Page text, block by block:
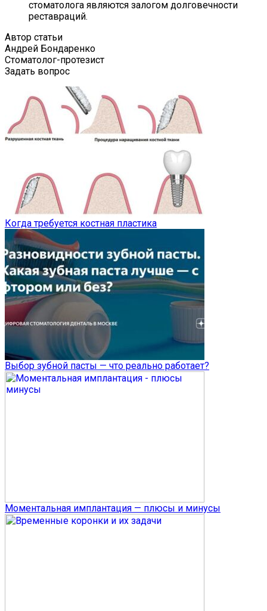
стоматолога являются залогом долговечности
реставраций.
Автор статьи
Андрей Бондаренко
Стоматолог-протезист
Задать вопрос
Когда требуется костная пластика
Выбор зубной пасты — что реально работает?
Моментальная имплантация — плюсы и минусы